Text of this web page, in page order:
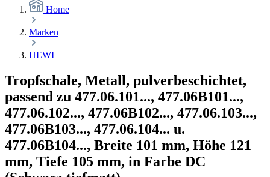
Home
Marken
HEWI
Tropfschale, Metall, pulverbeschichtet,
passend zu 477.06.101..., 477.06B101...,
477.06.102..., 477.06B102..., 477.06.103...,
477.06B103..., 477.06.104... u.
477.06B104..., Breite 101 mm, Höhe 121
mm, Tiefe 105 mm, in Farbe DC